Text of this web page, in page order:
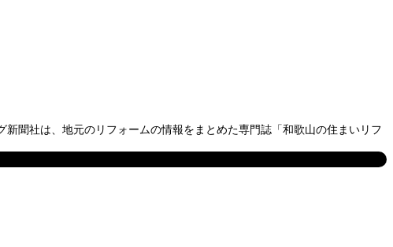
聞社は、地元のリフォームの情報をまとめた専門誌「和歌山の住まいリフ